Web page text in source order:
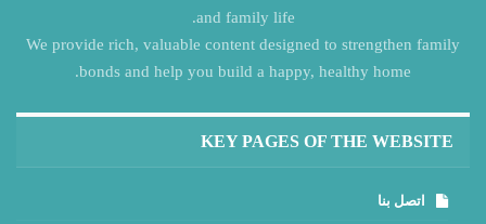
and family life.
We provide rich, valuable content designed to strengthen family
bonds and help you build a happy, healthy home.
KEY PAGES OF THE WEBSITE
اتصل بنا